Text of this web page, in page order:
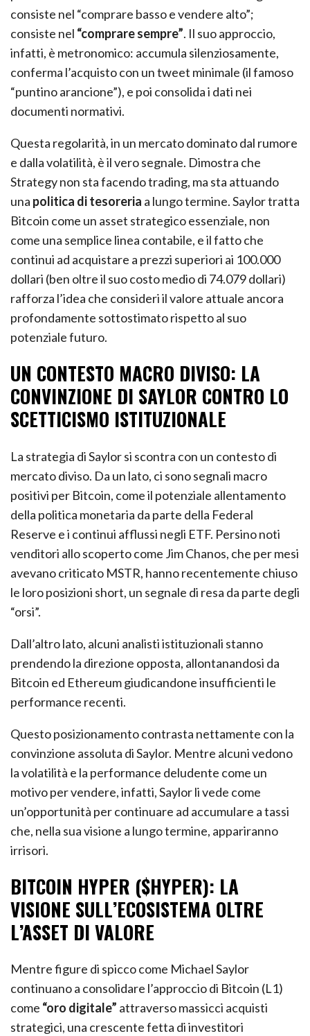
consiste nel “comprare basso e vendere alto”;
consiste nel “comprare sempre”. Il suo approccio,
infatti, è metronomico: accumula silenziosamente,
conferma l’acquisto con un tweet minimale (il famoso
“puntino arancione”), e poi consolida i dati nei
documenti normativi.
Questa regolarità, in un mercato dominato dal rumore
e dalla volatilità, è il vero segnale. Dimostra che
Strategy non sta facendo trading, ma sta attuando
una politica di tesoreria a lungo termine. Saylor tratta
Bitcoin come un asset strategico essenziale, non
come una semplice linea contabile, e il fatto che
continui ad acquistare a prezzi superiori ai 100.000
dollari (ben oltre il suo costo medio di 74.079 dollari)
rafforza l’idea che consideri il valore attuale ancora
profondamente sottostimato rispetto al suo
potenziale futuro.
UN CONTESTO MACRO DIVISO: LA
CONVINZIONE DI SAYLOR CONTRO LO
SCETTICISMO ISTITUZIONALE
La strategia di Saylor si scontra con un contesto di
mercato diviso. Da un lato, ci sono segnali macro
positivi per Bitcoin, come il potenziale allentamento
della politica monetaria da parte della Federal
Reserve e i continui afflussi negli ETF. Persino noti
venditori allo scoperto come Jim Chanos, che per mesi
avevano criticato MSTR, hanno recentemente chiuso
le loro posizioni short, un segnale di resa da parte degli
“orsi”.
Dall’altro lato, alcuni analisti istituzionali stanno
prendendo la direzione opposta, allontanandosi da
Bitcoin ed Ethereum giudicandone insufficienti le
performance recenti.
Questo posizionamento contrasta nettamente con la
convinzione assoluta di Saylor. Mentre alcuni vedono
la volatilità e la performance deludente come un
motivo per vendere, infatti, Saylor li vede come
un’opportunità per continuare ad accumulare a tassi
che, nella sua visione a lungo termine, appariranno
irrisori.
BITCOIN HYPER ($HYPER): LA
VISIONE SULL’ECOSISTEMA OLTRE
L’ASSET DI VALORE
Mentre figure di spicco come Michael Saylor
continuano a consolidare l’approccio di Bitcoin (L1)
come “oro digitale” attraverso massicci acquisti
strategici, una crescente fetta di investitori